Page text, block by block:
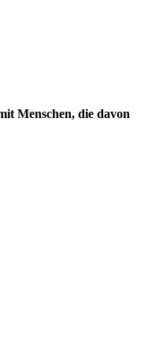
Menschen, die davon